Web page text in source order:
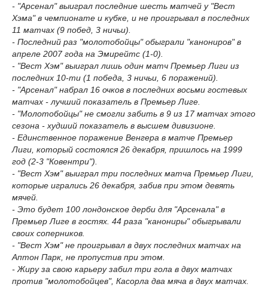
- "Арсенал" выиграл последние шесть матчей у "Вест
Хэма" в чемпионате и кубке, и не проигрывал в последних
11 матчах (9 побед, 3 ничьи).
- Последний раз "молотобойцы" обыграли "канониров" в
апреле 2007 года на Эмирейтс (1-0).
- "Вест Хэм" выиграл лишь один матч Премьер Лиги из
последних 10-ти (1 победа, 3 ничьи, 6 поражений).
- "Арсенал" набрал 16 очков в последних восьми гостевых
матчах - лучший показатель в Премьер Лиге.
- "Молотобойцы" не смогли забить в 9 из 17 матчах этого
сезона - худший показатель в высшем дивизионе.
- Единственное поражение Венгера в матче Премьер
Лиги, который состоялся 26 декабря, пришлось на 1999
год (2-3 "Ковентри").
- "Вест Хэм" выиграл три последних матча Премьер Лиги,
которые игрались 26 декабря, забив при этом девять
мячей.
- Это будет 100 лондонское дерби для "Арсенала" в
Премьер Лиге в гостях. 44 раза "канониры" обыгрывали
своих соперников.
- "Вест Хэм" не проигрывал в двух последних матчах на
Аптон Парк, не пропустив при этом.
- Жиру за свою карьеру забил три гола в двух матчах
против "молотобойцев", Касорла два мяча в двух матчах.